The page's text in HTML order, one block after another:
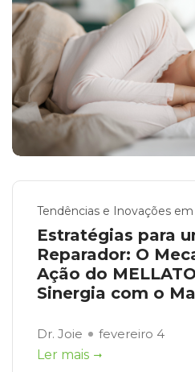
Tendências e Inovações
Estratégias para
Reparador: O
Ação do
Sinergia com o
Dr. Joie
fevereiro 4
Ler mais